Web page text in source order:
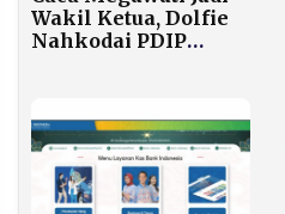
Wakil Ketua, Dolfie
Nahkodai PDIP